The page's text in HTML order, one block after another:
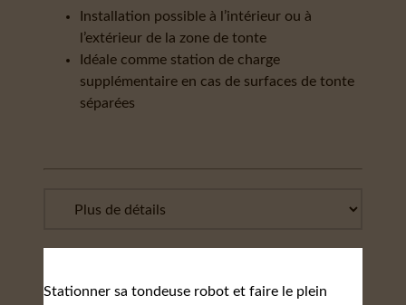
Installation possible à l’intérieur ou à
l’extérieur de la zone de tonte
Idéale comme station de charge
supplémentaire en cas de surfaces de tonte
séparées
Stationner sa tondeuse robot et faire le plein